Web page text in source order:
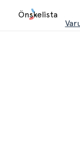
Önskelista